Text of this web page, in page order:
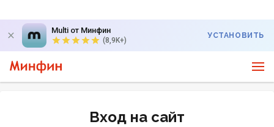
Multi от Минфин
(8,9K+)
УСТАНОВИТЬ
Вход на сайт